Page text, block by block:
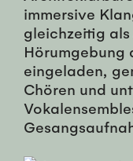
immersive
gleichzeitig
Hörumgebung
eingeladen,
Chören und